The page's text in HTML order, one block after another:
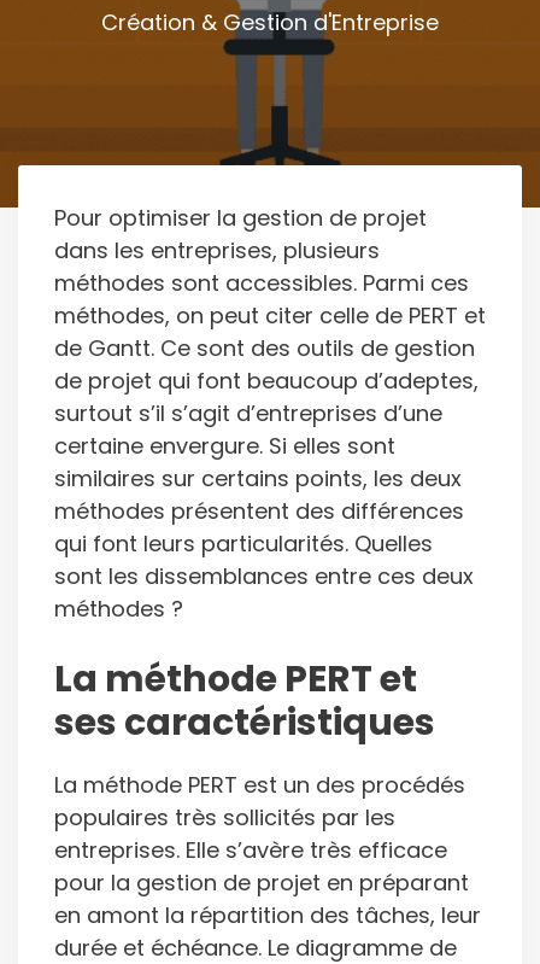
Création & Gestion d'Entreprise
Pour optimiser la gestion de projet
dans les entreprises, plusieurs
méthodes sont accessibles. Parmi ces
méthodes, on peut citer celle de PERT et
de Gantt. Ce sont des outils de gestion
de projet qui font beaucoup d’adeptes,
surtout s’il s’agit d’entreprises d’une
certaine envergure. Si elles sont
similaires sur certains points, les deux
méthodes présentent des différences
qui font leurs particularités. Quelles
sont les dissemblances entre ces deux
méthodes ?
La méthode PERT et
ses caractéristiques
La méthode PERT est un des procédés
populaires très sollicités par les
entreprises. Elle s’avère très efficace
pour la gestion de projet en préparant
en amont la répartition des tâches, leur
durée et échéance. Le diagramme de